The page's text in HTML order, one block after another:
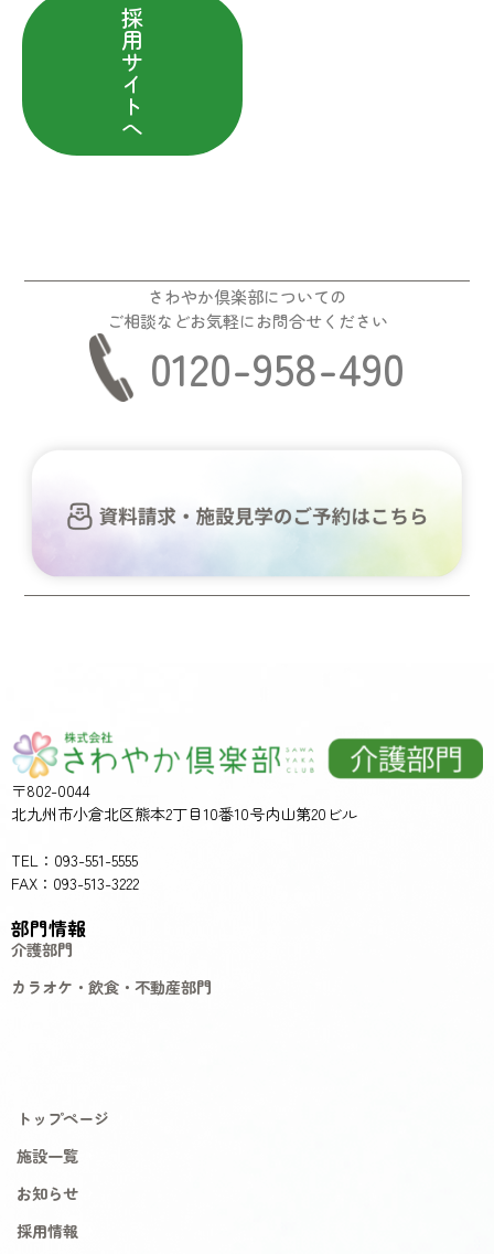
採
用
サ
イ
ト
へ
さわやか倶楽部についての
ご相談などお気軽にお問合せください
0120-958-490
〒802-0044
北九州市小倉北区熊本2丁目10番10号内山第20ビル
TEL：093-551-5555
FAX：093-513-3222
部門情報
介護部門
カラオケ・飲食・不動産部門
トップページ
施設一覧
お知らせ
採用情報